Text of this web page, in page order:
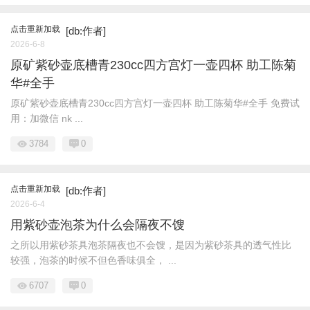
点击重新加载 [db:作者]
2026-6-8
原矿紫砂壶底槽青230cc四方宫灯一壶四杯 助工陈菊
华#全手
原矿紫砂壶底槽青230cc四方宫灯一壶四杯 助工陈菊华#全手 免费试
用：加微信 nk ...
3784 0
点击重新加载 [db:作者]
2026-6-4
用紫砂壶泡茶为什么会隔夜不馊
之所以用紫砂茶具泡茶隔夜也不会馊，是因为紫砂茶具的透气性比
较强，泡茶的时候不但色香味俱全， ...
6707 0